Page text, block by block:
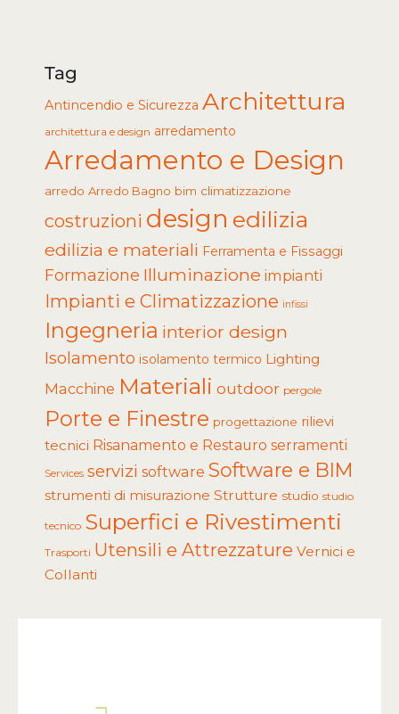
Tag
Antincendio e Sicurezza Architettura
architettura e design arredamento
Arredamento e Design
arredo Arredo Bagno bim climatizzazione
costruzioni design edilizia
edilizia e materiali Ferramenta e Fissaggi
Formazione Illuminazione impianti
Impianti e Climatizzazione infissi
Ingegneria interior design
Isolamento isolamento termico Lighting
Macchine Materiali outdoor pergole
Porte e Finestre progettazione rilievi
tecnici Risanamento e Restauro serramenti
Services servizi software Software e BIM
strumenti di misurazione Strutture studio studio
tecnico Superfici e Rivestimenti
Trasporti Utensili e Attrezzature Vernici e
Collanti